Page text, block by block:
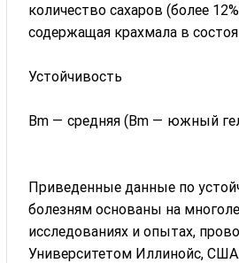
количество сахаров (более
содержащая крахмала в
Устойчивость
Bm — средняя (Bm — южный
Приведенные данные по
болезням основаны на
исследованиях и опытах,
Университетом Иллинойс, США.